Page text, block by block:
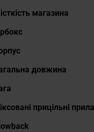
магазина
довжина
прицільні